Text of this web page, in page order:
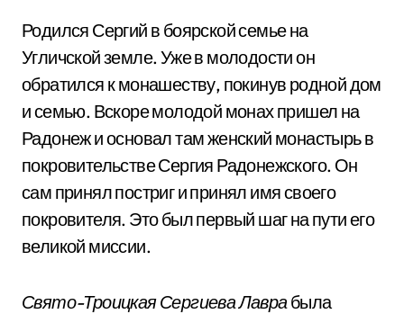
Родился Сергий в боярской семье на
Угличской земле. Уже в молодости он
обратился к монашеству, покинув родной дом
и семью. Вскоре молодой монах пришел на
Радонеж и основал там женский монастырь в
покровительстве Сергия Радонежского. Он
сам принял постриг и принял имя своего
покровителя. Это был первый шаг на пути его
великой миссии.
Свято-Троицкая Сергиева Лаврабыла